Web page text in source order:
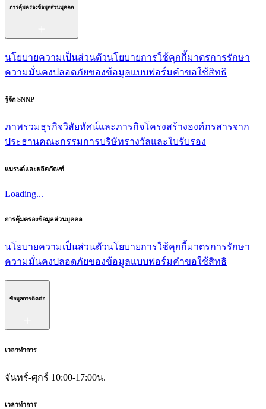
การคุ้มครองข้อมูลส่วนบุคคล
นโยบายความเป็นส่วนตัวนโยบายการใช้คุกกี้มาตรการรักษา
ความมั่นคงปลอดภัยของข้อมูลแบบฟอร์มคำขอใช้สิทธิ
รู้จัก SNNP
ภาพรวมธุรกิจวิสัยทัศน์และภารกิจโครงสร้างองค์กรสารจาก
ประธานคณะกรรมการบริษัทรางวัลและใบรับรอง
แบรนด์และผลิตภัณฑ์
Loading...
การคุ้มครองข้อมูลส่วนบุคคล
นโยบายความเป็นส่วนตัวนโยบายการใช้คุกกี้มาตรการรักษา
ความมั่นคงปลอดภัยของข้อมูลแบบฟอร์มคำขอใช้สิทธิ
ข้อมูลการติดต่อ
เวลาทำการ
จันทร์-ศุกร์ 10:00-17:00น.
เวลาทำการ